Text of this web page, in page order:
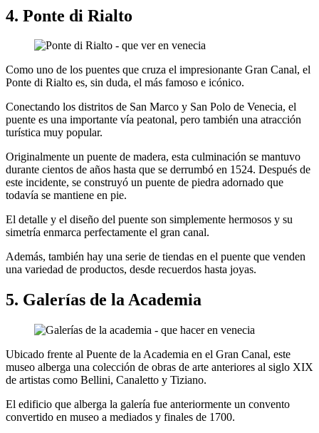
4. Ponte di Rialto
Como uno de los puentes que cruza el impresionante Gran Canal, el
Ponte di Rialto es, sin duda, el más famoso e icónico.
Conectando los distritos de San Marco y San Polo de Venecia, el
puente es una importante vía peatonal, pero también una atracción
turística muy popular.
Originalmente un puente de madera, esta culminación se mantuvo
durante cientos de años hasta que se derrumbó en 1524. Después de
este incidente, se construyó un puente de piedra adornado que
todavía se mantiene en pie.
El detalle y el diseño del puente son simplemente hermosos y su
simetría enmarca perfectamente el gran canal.
Además, también hay una serie de tiendas en el puente que venden
una variedad de productos, desde recuerdos hasta joyas.
5. Galerías de la Academia
Ubicado frente al Puente de la Academia en el Gran Canal, este
museo alberga una colección de obras de arte anteriores al siglo XIX
de artistas como Bellini, Canaletto y Tiziano.
El edificio que alberga la galería fue anteriormente un convento
convertido en museo a mediados y finales de 1700.